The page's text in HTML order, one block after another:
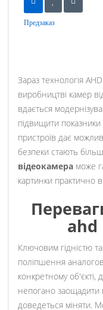
Предзаказ
Зараз технологія
виробництві камер
вдається
підвищити показники
пристроїв дає
безпеки стають
відеокамера може
картинки практично
ahd
Ключовим гідністю
поліпшення
конкретному
непогано заощадити
доведеться міняти.